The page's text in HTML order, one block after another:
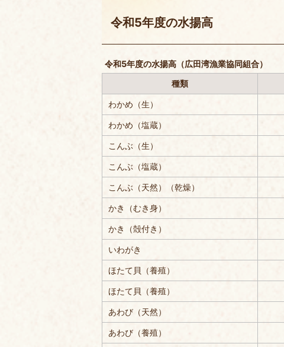
令和5年度の水揚高
令和5年度の水揚高（広田湾漁業協同組合）
種類
わかめ（生）
わかめ（塩蔵）
こんぶ（生）
こんぶ（塩蔵）
こんぶ（天然）（乾燥）
かき（むき身）
かき（殻付き）
いわがき
ほたて貝（養殖）
ほたて貝（養殖）
あわび（天然）
あわび（養殖）